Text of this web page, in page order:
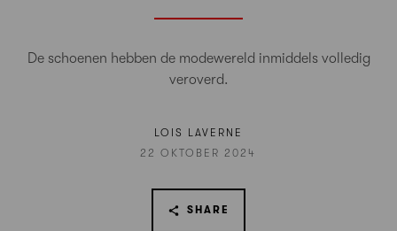
De schoenen hebben de modewereld inmiddels volledig
veroverd.
LOIS LAVERNE
22 OKTOBER 2024
SHARE